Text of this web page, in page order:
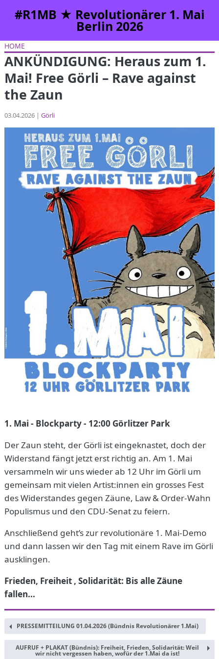
#R1MB ★ Revolutionärer 1. Mai
Berlin 2026
HOME
ANKÜNDIGUNG: Heraus zum 1.
Mai! Free Görli – Rave against
the Zaun
03.04.2026 |Görli
1. Mai - Blockparty - 12:00 Görlitzer Park
Der Zaun steht, der Görli ist eingeknastet, doch der
Widerstand fängt jetzt erst richtig an. Am 1. Mai
versammeln wir uns wieder ab 12 Uhr im Görli um
gemeinsam mit vielen Artist:innen ein grosses Fest
des Widerstandes gegen Zäune, Law & Order-Wahn
Populismus und den CDU-Senat zu feiern.
Anschließend geht’s zur revolutionäre 1. Mai-Demo
und dann lassen wir den Tag mit einem Rave im Görli
ausklingen.
Frieden, Freiheit , Solidarität: Bis alle Zäune
fallen...
PRESSEMITTEILUNG 01.04.2026 (Bündnis Revolutionärer 1.Mai)
AUFRUF + PLAKAT (Bündnis): Freiheit, Frieden, Solidarität: Weil
wir nicht vergessen haben, wofür der 1.Mai da ist!